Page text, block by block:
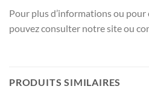
Pour plus d’informations ou
pouvez consulter notre site ou
PRODUITS SIMILAIRES